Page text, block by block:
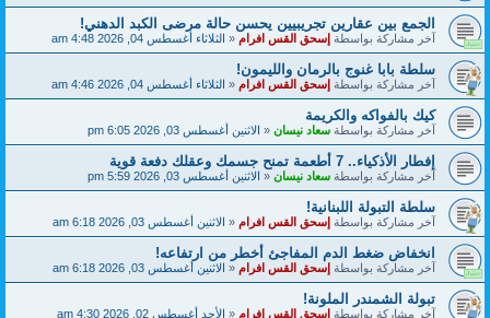
الجمع بين عقارين تجريبيين يحسن حالة مرضى الكبد الدهني!
آخر مشاركة بواسطة إسحق القس افرام « الثلاثاء أغسطس 04, 2026 4:48 am
سلطة بابا غنوج بالرمان والليمون!
آخر مشاركة بواسطة إسحق القس افرام « الثلاثاء أغسطس 04, 2026 4:46 am
كيك بالفواكه والكريمة
آخر مشاركة بواسطة سعاد نيسان « الاثنين أغسطس 03, 2026 6:05 pm
إفطار الأذكياء.. 7 أطعمة تمنح جسمك وعقلك دفعة قوية
آخر مشاركة بواسطة سعاد نيسان « الاثنين أغسطس 03, 2026 5:59 pm
سلطة التبولة اللبنانية!
آخر مشاركة بواسطة إسحق القس افرام « الاثنين أغسطس 03, 2026 6:18 am
انخفاض ضغط الدم المفاجئ أخطر من ارتفاعه!
آخر مشاركة بواسطة إسحق القس افرام « الاثنين أغسطس 03, 2026 6:18 am
تبولة الشمندر الملونة!
آخر مشاركة بواسطة إسحق القس افرام « الأحد أغسطس 02, 2026 4:30 am